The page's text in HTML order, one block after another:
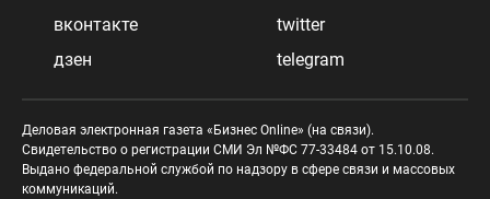
вконтакте
twitter
дзен
telegram
Деловая электронная газета «Бизнес Online» (на связи).
Свидетельство о регистрации СМИ Эл №ФС 77-33484 от 15.10.08.
Выдано федеральной службой по надзору в сфере связи и массовых
коммуникаций.